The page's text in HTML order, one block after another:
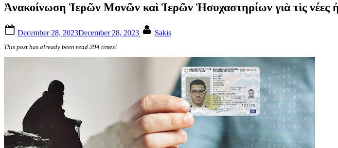
Ἀνακοίνωση Ἱερῶν Μονῶν καὶ Ἱερῶν Ἡσυχαστηρίων γιὰ τὶς νέες
on
December 28, 2023December 28, 2023 Sakis
This post has already been read 394 times!